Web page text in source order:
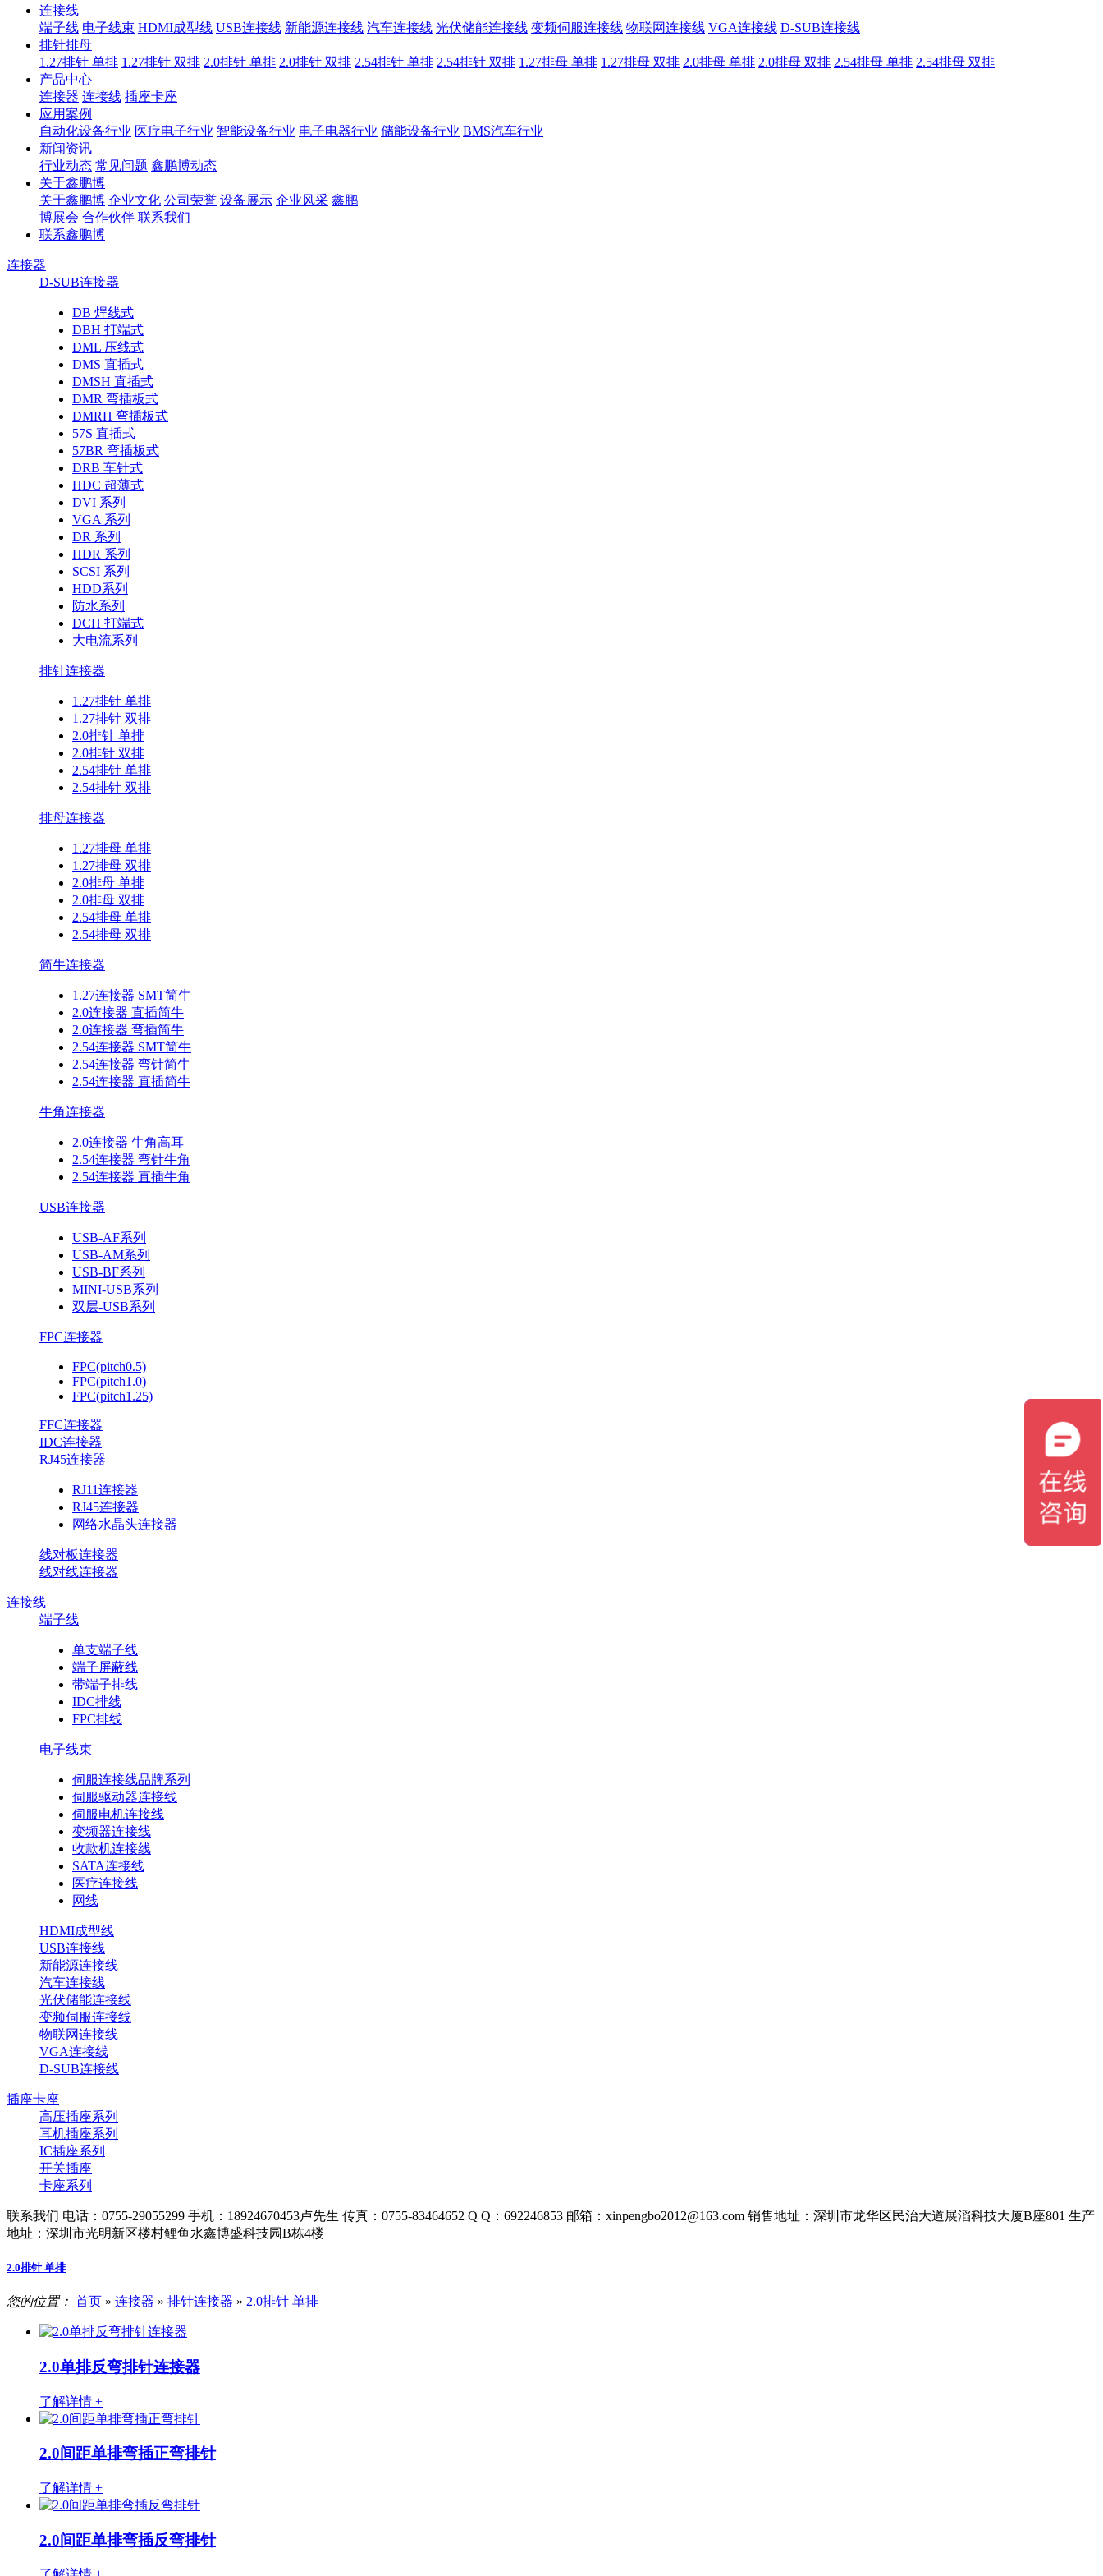
连接线
端子线 电子线束 HDMI成型线 USB连接线 新能源连接线 汽车连接线 光伏储能连接线 变频伺服连接线 物联网连接线 VGA连接线 D-SUB连接线
排针排母
1.27排针 单排 1.27排针 双排 2.0排针 单排 2.0排针 双排 2.54排针 单排 2.54排针 双排 1.27排母 单排 1.27排母 双排 2.0排母 单排 2.0排母 双排 2.54排母 单排 2.54排母 双排
产品中心
连接器 连接线 插座卡座
应用案例
自动化设备行业 医疗电子行业 智能设备行业 电子电器行业 储能设备行业 BMS汽车行业
新闻资讯
行业动态 常见问题 鑫鹏博动态
关于鑫鹏博
关于鑫鹏博 企业文化 公司荣誉 设备展示 企业风采 鑫鹏
博展会 合作伙伴 联系我们
联系鑫鹏博
连接器
D-SUB连接器
DB 焊线式
DBH 打端式
DML 压线式
DMS 直插式
DMSH 直插式
DMR 弯插板式
DMRH 弯插板式
57S 直插式
57BR 弯插板式
DRB 车针式
HDC 超薄式
DVI 系列
VGA 系列
DR 系列
HDR 系列
SCSI 系列
HDD系列
防水系列
DCH 打端式
大电流系列
排针连接器
1.27排针 单排
1.27排针 双排
2.0排针 单排
2.0排针 双排
2.54排针 单排
2.54排针 双排
排母连接器
1.27排母 单排
1.27排母 双排
2.0排母 单排
2.0排母 双排
2.54排母 单排
2.54排母 双排
简牛连接器
1.27连接器 SMT简牛
2.0连接器 直插简牛
2.0连接器 弯插简牛
2.54连接器 SMT简牛
2.54连接器 弯针简牛
2.54连接器 直插简牛
牛角连接器
2.0连接器 牛角高耳
2.54连接器 弯针牛角
2.54连接器 直插牛角
USB连接器
USB-AF系列
USB-AM系列
USB-BF系列
MINI-USB系列
双层-USB系列
FPC连接器
FPC(pitch0.5)
FPC(pitch1.0)
FPC(pitch1.25)
FFC连接器
IDC连接器
RJ45连接器
RJ11连接器
RJ45连接器
网络水晶头连接器
线对板连接器
线对线连接器
连接线
端子线
单支端子线
端子屏蔽线
带端子排线
IDC排线
FPC排线
电子线束
伺服连接线品牌系列
伺服驱动器连接线
伺服电机连接线
变频器连接线
收款机连接线
SATA连接线
医疗连接线
网线
HDMI成型线
USB连接线
新能源连接线
汽车连接线
光伏储能连接线
变频伺服连接线
物联网连接线
VGA连接线
D-SUB连接线
插座卡座
高压插座系列
耳机插座系列
IC插座系列
开关插座
卡座系列
联系我们 电话：0755-29055299 手机：18924670453卢先生 传真：0755-83464652 Q Q：692246853 邮箱：xinpengbo2012@163.com 销售地址：深圳市龙华区民治大道展滔科技大厦B座801 生产
地址：深圳市光明新区楼村鲤鱼水鑫博盛科技园B栋4楼
2.0排针 单排
您的位置： 首页 » 连接器 » 排针连接器 » 2.0排针 单排
2.0单排反弯排针连接器
了解详情 +
2.0间距单排弯插正弯排针
了解详情 +
2.0间距单排弯插反弯排针